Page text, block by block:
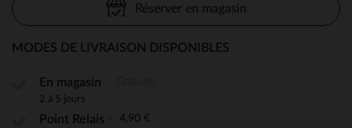
Réserver en magasin
MODES DE LIVRAISON DISPONIBLES
En magasin
2 à 5 jours
Point Relais 4,90 €